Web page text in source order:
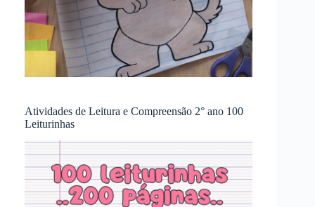
Atividades de Leitura e Compreensão 2° ano 100
Leiturinhas